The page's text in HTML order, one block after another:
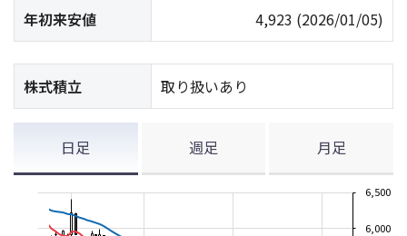
年初来安値 4,923 (2026/01/05)
株式積立 取り扱いあり
日足 週足 月足
6,000
6,500